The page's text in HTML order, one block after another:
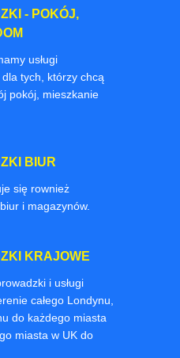
- POKÓJ,
usługi
tych, którzy chcą
pokój, mieszkanie
BIUR
się rownież
i magazynów.
KRAJOWE
i usługi
całego Londynu,
do każdego miasta
miasta w UK do